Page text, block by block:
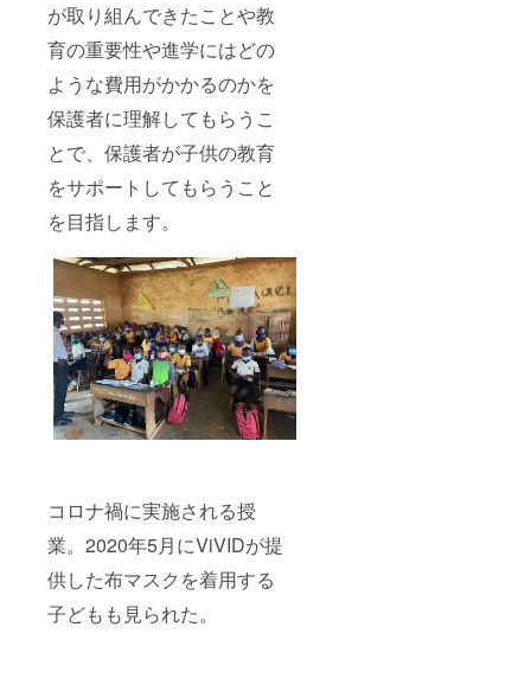
が取り組んできたことや教
育の重要性や進学にはどの
ような費用がかかるのかを
保護者に理解してもらうこ
とで、保護者が子供の教育
をサポートしてもらうこと
を目指します。
コロナ禍に実施される授
業。2020年5月にViVIDが提
供した布マスクを着用する
子どもも見られた。